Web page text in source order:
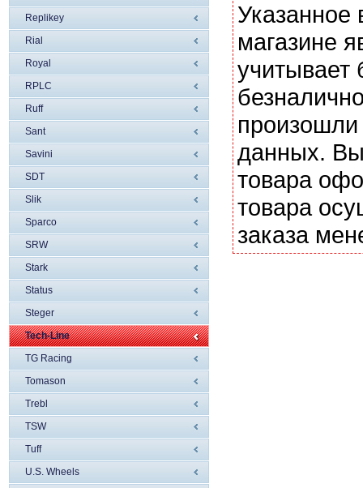
Replikey
Rial
Royal
RPLC
Ruff
Sant
Savini
SDT
Slik
Sparco
SRW
Stark
Status
Steger
Tech-Line
TG Racing
Tomason
Trebl
TSW
Tuff
U.S. Wheels
магазине
учитывает
данных. Вы
товара
товара
заказа